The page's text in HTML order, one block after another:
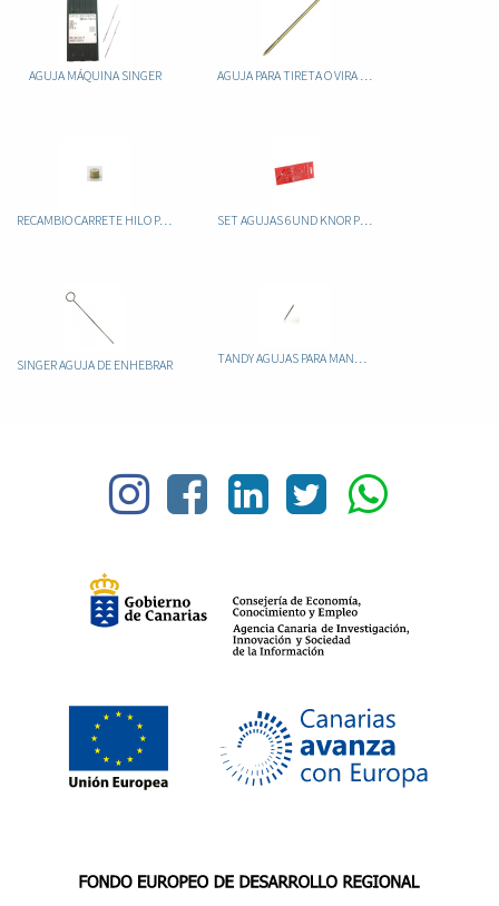
AGUJA MÁQUINA SINGER
RECAMBIO CARRETE HILO PARA MANGO CON AGUJA
SINGER AGUJA DE ENHEBRAR TANDY AGUJAS PARA MANGO CON AGUJA HILO 1198-5/8